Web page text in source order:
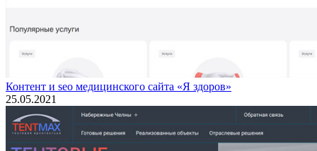
Контент и seo медицинского сайта «Я здоров»
25.05.2021